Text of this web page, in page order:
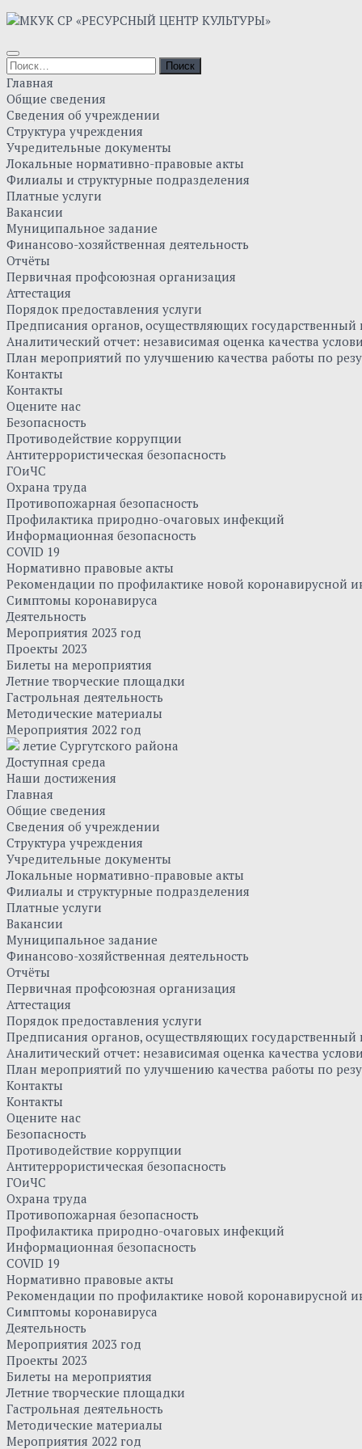
Skip
content
Найти:
Главная
Общие сведения
Сведения об учреждении
Структура учреждения
Учредительные документы
Локальные нормативно-правовые акты
Филиалы и структурные подразделения
Платные услуги
Вакансии
Муниципальное задание
Финансово-хозяйственная деятельность
Отчёты
Первичная профсоюзная организация
Аттестация
Порядок предоставления услуги
Предписания органов, осуществляющих
Аналитический отчет: независимая оценка качества
План мероприятий по улучшению качества работы по
Контакты
Контакты
Оцените нас
Безопасность
Противодействие коррупции
Антитеррористическая безопасность
ГОиЧС
Охрана труда
Противопожарная безопасность
Профилактика природно-очаговых инфекций
Информационная безопасность
COVID 19
Нормативно правовые акты
Рекомендации по профилактике новой коронавирусной
Симптомы коронавируса
Деятельность
Мероприятия 2023 год
Проекты 2023
Билеты на мероприятия
Летние творческие площадки
Гастрольная деятельность
Методические материалы
Мероприятия 2022 год
летие Сургутского района
Доступная среда
Наши достижения
Главная
Общие сведения
Сведения об учреждении
Структура учреждения
Учредительные документы
Локальные нормативно-правовые акты
Филиалы и структурные подразделения
Платные услуги
Вакансии
Муниципальное задание
Финансово-хозяйственная деятельность
Отчёты
Первичная профсоюзная организация
Аттестация
Порядок предоставления услуги
Предписания органов, осуществляющих
Аналитический отчет: независимая оценка качества
План мероприятий по улучшению качества работы по
Контакты
Контакты
Оцените нас
Безопасность
Противодействие коррупции
Антитеррористическая безопасность
ГОиЧС
Охрана труда
Противопожарная безопасность
Профилактика природно-очаговых инфекций
Информационная безопасность
COVID 19
Нормативно правовые акты
Рекомендации по профилактике новой коронавирусной
Симптомы коронавируса
Деятельность
Мероприятия 2023 год
Проекты 2023
Билеты на мероприятия
Летние творческие площадки
Гастрольная деятельность
Методические материалы
Мероприятия 2022 год